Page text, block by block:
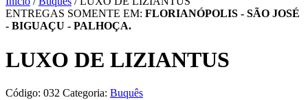
ENTREGAS SOMENTE EM: FLORIANÓPOLIS - SÃO JOSÉ
- BIGUAÇU - PALHOÇA.
LUXO DE LIZIANTUS
Código: 032 Categoria: Buquês